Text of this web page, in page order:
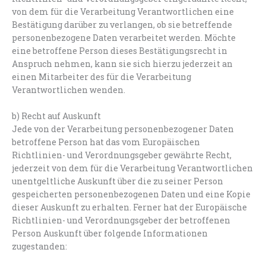
von dem für die Verarbeitung Verantwortlichen eine
Bestätigung darüber zu verlangen, ob sie betreffende
personenbezogene Daten verarbeitet werden. Möchte
eine betroffene Person dieses Bestätigungsrecht in
Anspruch nehmen, kann sie sich hierzu jederzeit an
einen Mitarbeiter des für die Verarbeitung
Verantwortlichen wenden.
b) Recht auf Auskunft
Jede von der Verarbeitung personenbezogener Daten
betroffene Person hat das vom Europäischen
Richtlinien- und Verordnungsgeber gewährte Recht,
jederzeit von dem für die Verarbeitung Verantwortlichen
unentgeltliche Auskunft über die zu seiner Person
gespeicherten personenbezogenen Daten und eine Kopie
dieser Auskunft zu erhalten. Ferner hat der Europäische
Richtlinien- und Verordnungsgeber der betroffenen
Person Auskunft über folgende Informationen
zugestanden: